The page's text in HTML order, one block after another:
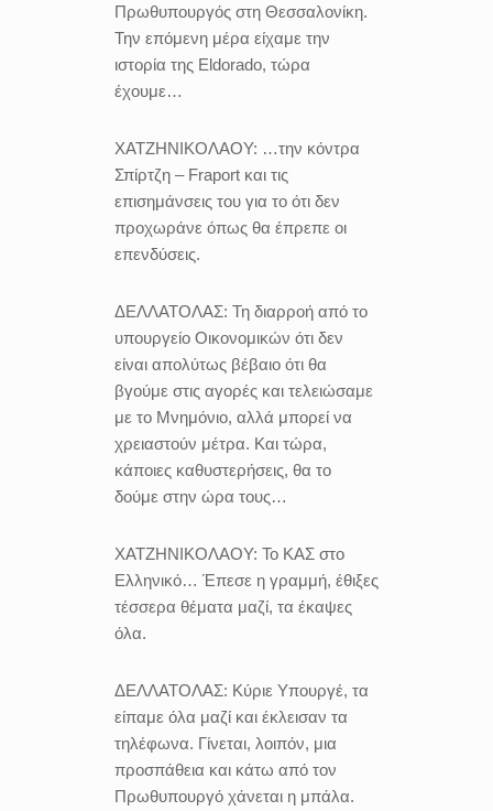
Πρωθυπουργός στη Θεσσαλονίκη.
Την επόμενη μέρα είχαμε την
ιστορία της Eldorado, τώρα
έχουμε…
ΧΑΤΖΗΝΙΚΟΛΑΟΥ: …την κόντρα
Σπίρτζη – Fraport και τις
επισημάνσεις του για το ότι δεν
προχωράνε όπως θα έπρεπε οι
επενδύσεις.
ΔΕΛΛΑΤΟΛΑΣ: Τη διαρροή από το
υπουργείο Οικονομικών ότι δεν
είναι απολύτως βέβαιο ότι θα
βγούμε στις αγορές και τελειώσαμε
με το Μνημόνιο, αλλά μπορεί να
χρειαστούν μέτρα. Και τώρα,
κάποιες καθυστερήσεις, θα το
δούμε στην ώρα τους…
ΧΑΤΖΗΝΙΚΟΛΑΟΥ: Το ΚΑΣ στο
Ελληνικό… Έπεσε η γραμμή, έθιξες
τέσσερα θέματα μαζί, τα έκαψες
όλα.
ΔΕΛΛΑΤΟΛΑΣ: Κύριε Υπουργέ, τα
είπαμε όλα μαζί και έκλεισαν τα
τηλέφωνα. Γίνεται, λοιπόν, μια
προσπάθεια και κάτω από τον
Πρωθυπουργό χάνεται η μπάλα.